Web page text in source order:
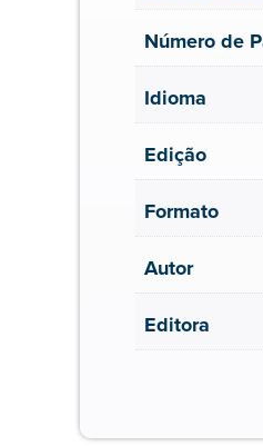
Número de
Idioma
Edição
Formato
Autor
Editora